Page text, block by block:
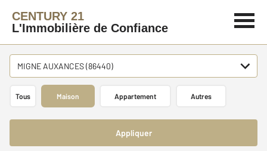
CENTURY 21
L'Immobilière de Confiance
MIGNE AUXANCES (86440)
Tous Maison Appartement Autres
Appliquer